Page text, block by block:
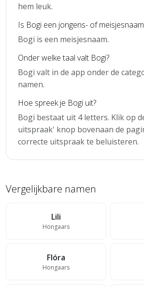
hem leuk.
Is Bogi een jongens- of
Bogi is een meisjesnaam.
Onder welke taal valt Bogi?
Bogi valt in de app onder de
namen.
Hoe spreek je Bogi uit?
Bogi bestaat uit 4 letters. Klik op
uitspraak' knop bovenaan de
correcte uitspraak te beluisteren.
Vergelijkbare namen
Lili
Hongaars
Flóra
Hongaars